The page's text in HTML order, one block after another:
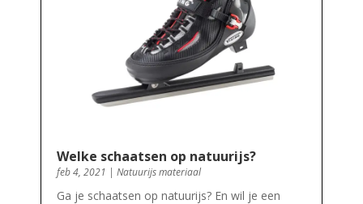
Welke schaatsen op natuurijs?
feb 4, 2021 | Natuurijs materiaal
Ga je schaatsen op natuurijs? En wil je een